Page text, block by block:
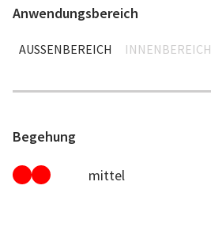
Anwendungsbereich
AUSSENBEREICH INNENBEREICH
Begehung
mittel